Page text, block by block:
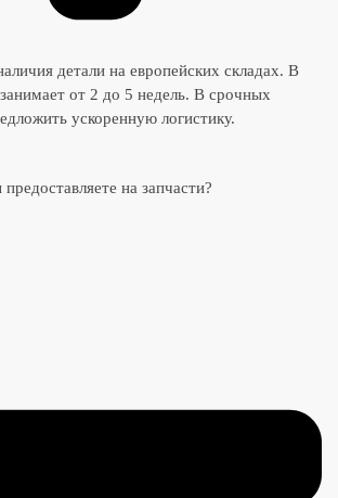
детали на европейских складах. В
от 2 до 5 недель. В срочных
ускоренную логистику.
на запчасти?